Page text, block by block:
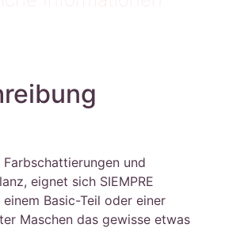
und
eignet sich SIEMPRE
Basic-Teil oder einer
Maschen das gewisse etwas